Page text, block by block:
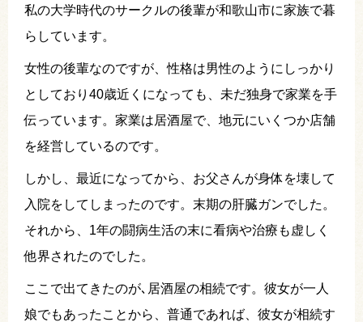
私の大学時代のサークルの後輩が和歌山市に家族で暮
らしています。
女性の後輩なのですが、性格は男性のようにしっかり
としており40歳近くになっても、未だ独身で家業を手
伝っています。家業は居酒屋で、地元にいくつか店舗
を経営しているのです。
しかし、最近になってから、お父さんが身体を壊して
入院をしてしまったのです。末期の肝臓ガンでした。
それから、1年の闘病生活の末に看病や治療も虚しく
他界されたのでした。
ここで出てきたのが､居酒屋の相続です。彼女が一人
娘でもあったことから、普通であれば、彼女が相続す